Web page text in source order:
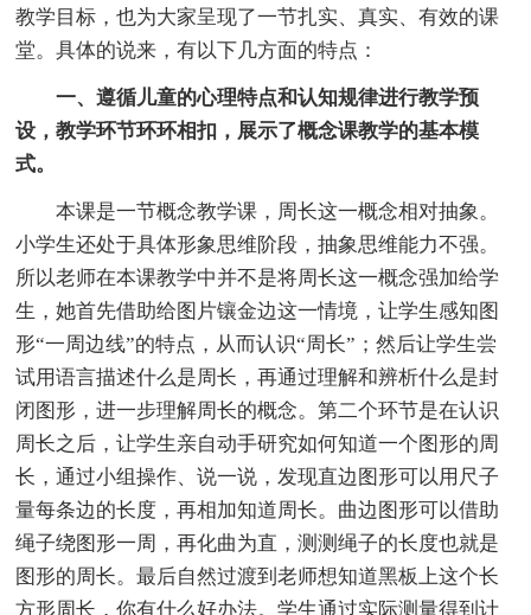
教学目标，也为大家呈现了一节扎实、真实、有效的课
堂。具体的说来，有以下几方面的特点：
一、遵循儿童的心理特点和认知规律进行教学预
设，教学环节环环相扣，展示了概念课教学的基本模
式。
本课是一节概念教学课，周长这一概念相对抽象。
小学生还处于具体形象思维阶段，抽象思维能力不强。
所以老师在本课教学中并不是将周长这一概念强加给学
生，她首先借助给图片镶金边这一情境，让学生感知图
形“一周边线”的特点，从而认识“周长”；然后让学生尝
试用语言描述什么是周长，再通过理解和辨析什么是封
闭图形，进一步理解周长的概念。第二个环节是在认识
周长之后，让学生亲自动手研究如何知道一个图形的周
长，通过小组操作、说一说，发现直边图形可以用尺子
量每条边的长度，再相加知道周长。曲边图形可以借助
绳子绕图形一周，再化曲为直，测测绳子的长度也就是
图形的周长。最后自然过渡到老师想知道黑板上这个长
方形周长，你有什么好办法。学生通过实际测量得到计